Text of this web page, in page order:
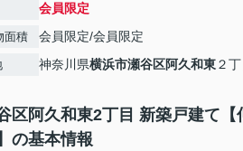
会員限定
面積 会員限定/会員限定
神奈川県横浜市瀬谷区阿久和東２
区阿久和東2丁目 新築戸建て【
の基本情報